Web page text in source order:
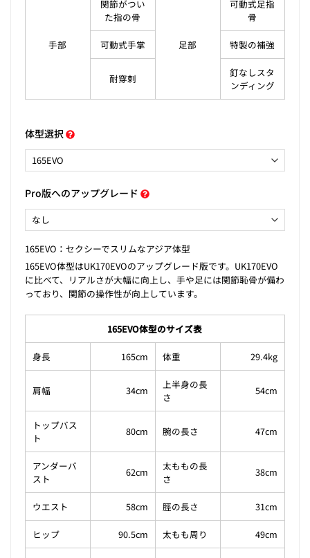
手部
関節がつい
た指の骨
足部
可動式足指
骨
可動式手掌 特製の補強
耐穿刺
釘なしスタ
ンディング
体型選択
Pro版へのアップグレード
165EVO：セクシーでスリムなアジア体型
165EVO体型はUK170EVOのアップグレード版です。UK170EVO
に比べて、リアルさが大幅に向上し、手や足には関節恥骨が備わ
っており、関節の操作性が向上しています。
165EVO体型のサイズ表
身長 165cm 体重 29.4kg
肩幅 34cm
上半身の長
さ
54cm
トップバス
ト
80cm 腕の長さ 47cm
アンダーバ
スト
62cm
太ももの長
さ
38cm
ウエスト 58cm 脛の長さ 31cm
ヒップ 90.5cm 太もも周り 49cm